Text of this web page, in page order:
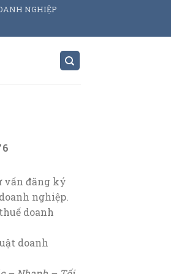
NGHIỆP
vấn đăng ký
nghiệp.
doanh
doanh